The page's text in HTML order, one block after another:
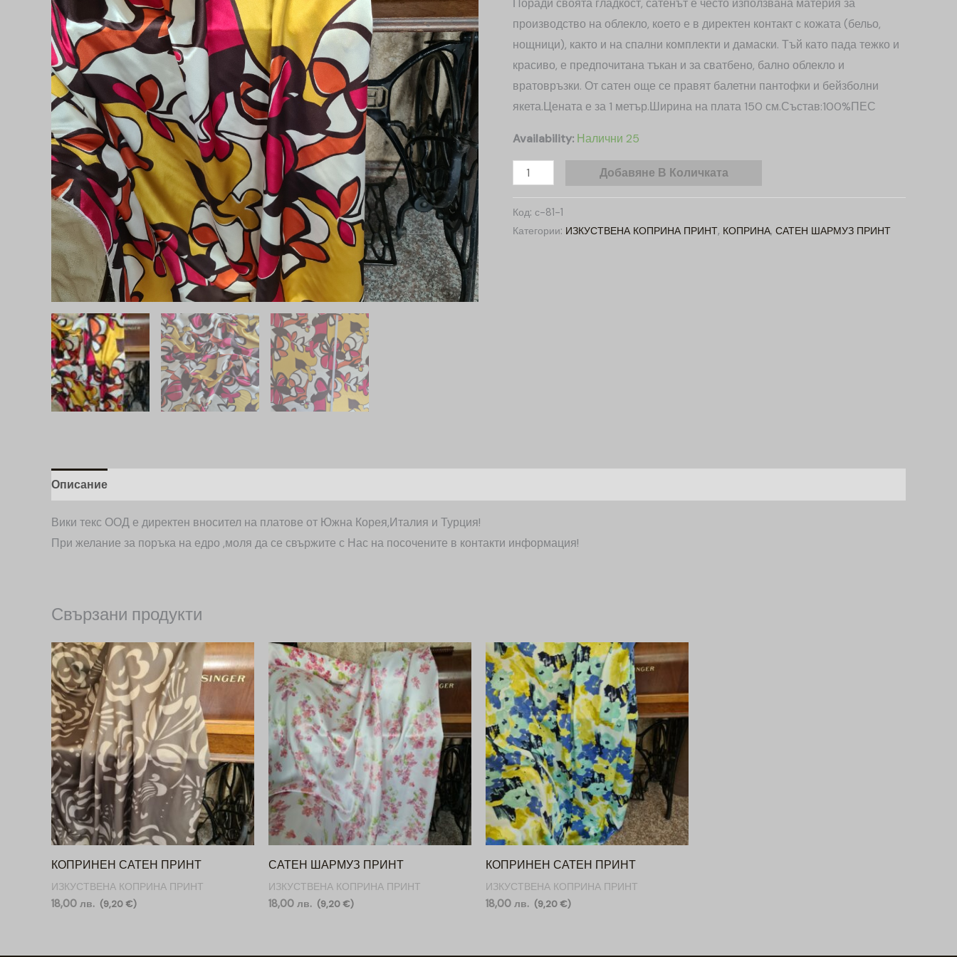
Поради своята гладкост, сатенът е често използвана материя за
производство на облекло, което е в директен контакт с кожата (бельо,
нощници), както и на спални комплекти и дамаски. Тъй като пада тежко и
красиво, е предпочитана тъкан и за сватбено, бално облекло и
вратовръзки. От сатен още се правят балетни пантофки и бейзболни
якета.Цената е за 1 метър.Ширина на плата 150 см.Състав:100%ПЕС
Availability: Налични 25
Добавяне В Количката
Код: с-81-1
Категории: ИЗКУСТВЕНА КОПРИНА ПРИНТ, КОПРИНА, САТЕН ШАРМУЗ ПРИНТ
Описание
Вики текс ООД е директен вносител на платове от Южна Корея,Италия и Турция!
При желание за поръка на едро ,моля да се свържите с Нас на посочените в контакти информация!
Свързани продукти
КОПРИНЕН САТЕН ПРИНТ
ИЗКУСТВЕНА КОПРИНА ПРИНТ
18,00 лв. (9,20 €)
САТЕН ШАРМУЗ ПРИНТ
ИЗКУСТВЕНА КОПРИНА ПРИНТ
18,00 лв. (9,20 €)
КОПРИНЕН САТЕН ПРИНТ
ИЗКУСТВЕНА КОПРИНА ПРИНТ
18,00 лв. (9,20 €)